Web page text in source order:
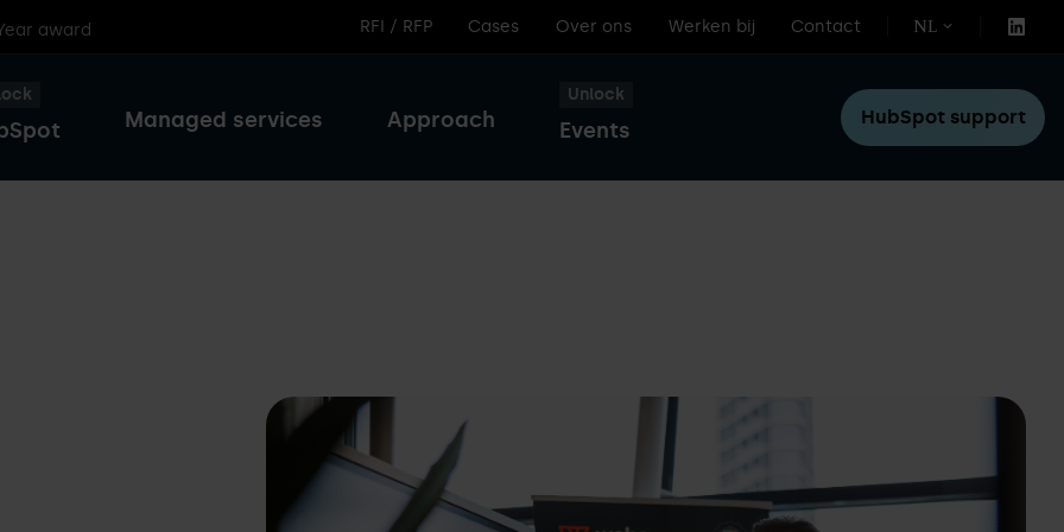
award RFI / RFP Cases Over ons Werken bij Contact NL
Managed services Approach
Unlock
Events HubSpot support